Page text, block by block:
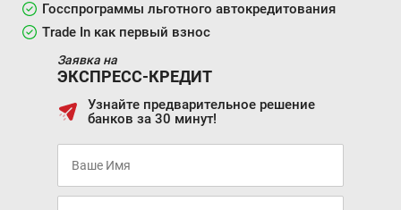
Госспрограммы льготного автокредитования
Trade In как первый взнос
Заявка на
ЭКСПРЕСС-КРЕДИТ
Узнайте предварительное решение
банков за 30 минут!